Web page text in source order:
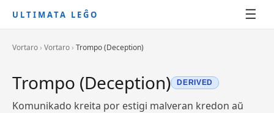
ULTIMATA LEĜO ☰
Vortaro › Vortaro › Trompo (Deception)
Trompo (Deception) DERIVED
Komunikado kreita por estigi malveran kredon aŭ